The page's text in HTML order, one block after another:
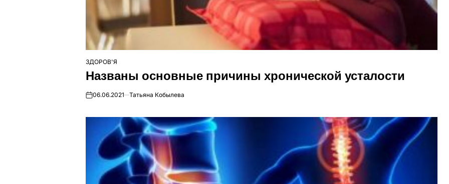
ОПУБЛІКУВАТИ
У
ЗДОРОВ'Я
Названы основные причины хронической усталости
on06.06.2021 Татьяна Кобылева